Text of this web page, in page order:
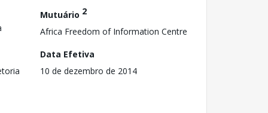
Mutuário 2
Africa Freedom of Information Centre
Data Efetiva
10 de dezembro de 2014